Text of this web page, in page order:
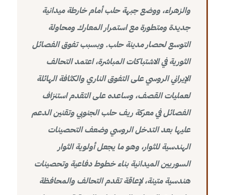
والزهراء، ووضع جبهة حلب أمام خارطة ميدانية
جديدة ومتطورة مع استمرار المعارك ومحاولة
التوسع لحصار مدينة حلب. وبسبب تفوق الفصائل
الثورية في الاشتباكات المباشرة، اعتمد التحالف
الإيراني الروسي على التفوق الناري والكثافة الهائلة
لعمليات القصف، وساعده على التقدم استنزاف
الفصائل في معركة ريف حلب الجنوبي وتقنين الدعم
عليها بعد التدخل الروسي وضعف التحصينات
الهندسية للثوار، وهو ما يجعل أولوية الثوار
السوريين الميدانية بناء خطوط دفاعية وتحصينات
هندسية متينة، لإعاقة تقدم التحالف والمحافظة